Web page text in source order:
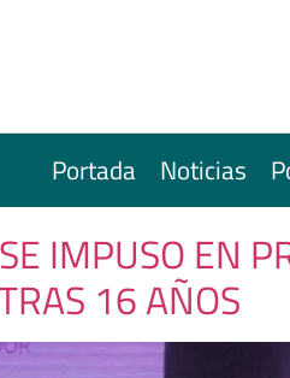
Portada Noticias
IMPUSO EN
16 AÑOS